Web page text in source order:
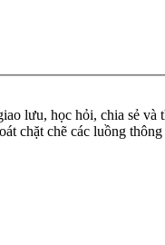
lưu, học hỏi, chia sẻ và
chặt chẽ các luồng